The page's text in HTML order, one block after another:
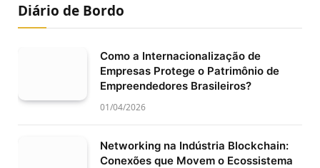
Diário de Bordo
Como a Internacionalização de
Empresas Protege o Patrimônio de
Empreendedores Brasileiros?
01/04/2026
Networking na Indústria Blockchain:
Conexões que Movem o Ecossistema